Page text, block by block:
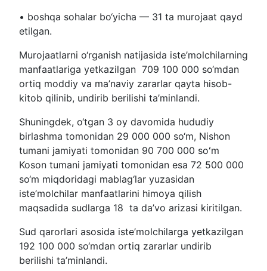
• boshqa sohalar bo‘yicha — 31 ta murojaat qayd
etilgan.
Murojaatlarni o‘rganish natijasida iste’molchilarning
manfaatlariga yetkazilgan 709 100 000 so‘mdan
ortiq moddiy va ma’naviy zararlar qayta hisob-
kitob qilinib, undirib berilishi ta’minlandi.
Shuningdek, o‘tgan 3 oy davomida hududiy
birlashma tomonidan 29 000 000 so‘m, Nishon
tumani jamiyati tomonidan 90 700 000 soʻm
Koson tumani jamiyati tomonidan esa 72 500 000
so‘m miqdoridagi mablag‘lar yuzasidan
iste’molchilar manfaatlarini himoya qilish
maqsadida sudlarga 18 ta da’vo arizasi kiritilgan.
Sud qarorlari asosida iste’molchilarga yetkazilgan
192 100 000 so‘mdan ortiq zararlar undirib
berilishi ta’minlandi.